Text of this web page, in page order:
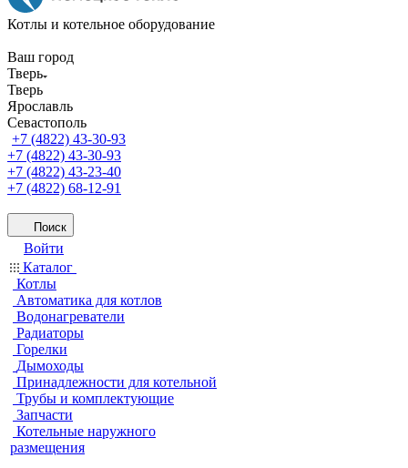
Котлы и котельное оборудование
Ваш город
Тверь
Тверь
Ярославль
Севастополь
+7 (4822) 43-30-93
+7 (4822) 43-30-93
+7 (4822) 43-23-40
+7 (4822) 68-12-91
Поиск
Войти
Каталог
Котлы
Автоматика для котлов
Водонагреватели
Радиаторы
Горелки
Дымоходы
Принадлежности для котельной
Трубы и комплектующие
Запчасти
Котельные наружного
размещения